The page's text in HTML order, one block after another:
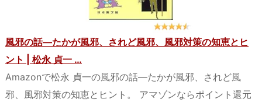
風邪の話―たかが風邪、されど風邪、風邪対策の知恵とヒ
ント | 松永 貞一 …
Amazonで松永 貞一の風邪の話―たかが風邪、されど風
邪、風邪対策の知恵とヒント。 アマゾンならポイント還元